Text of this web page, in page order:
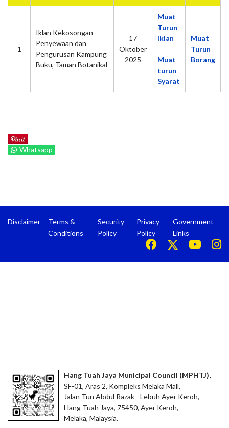
1
Iklan Kekosongan
Penyewaan dan
Pengurusan Kampung
Buku, Taman Botanikal
17
Oktober
2025
Muat
Turun
Iklan
Muat
turun
Syarat
Muat
Turun
Borang
Whatsapp
Disclaimer
Terms &
Conditions
Security
Policy
Privacy
Policy
Government
Links
Hang Tuah Jaya Municipal Council (MPHTJ),
SF-01, Aras 2, Kompleks Melaka Mall,
Jalan Tun Abdul Razak - Lebuh Ayer Keroh,
Hang Tuah Jaya, 75450, Ayer Keroh,
Melaka, Malaysia.